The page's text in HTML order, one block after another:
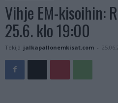
Vihje EM-kisoihin:
25.6. klo 19:00
Tekijä jalkapallonemkisat.com -